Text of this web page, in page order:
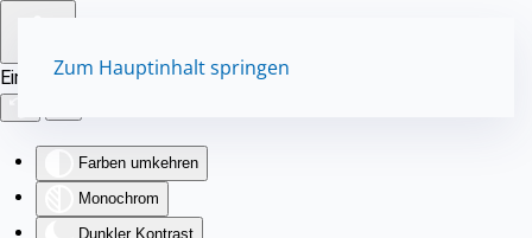
Eingabehilfen öffnen
Farben umkehren
Monochrom
Dunkler Kontrast
Zum Hauptinhalt springen